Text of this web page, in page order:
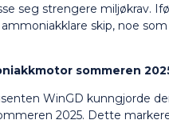
seg strengere miljøkrav.
skip, noe
sommeren
WinGD kunngjorde
2025. Dette